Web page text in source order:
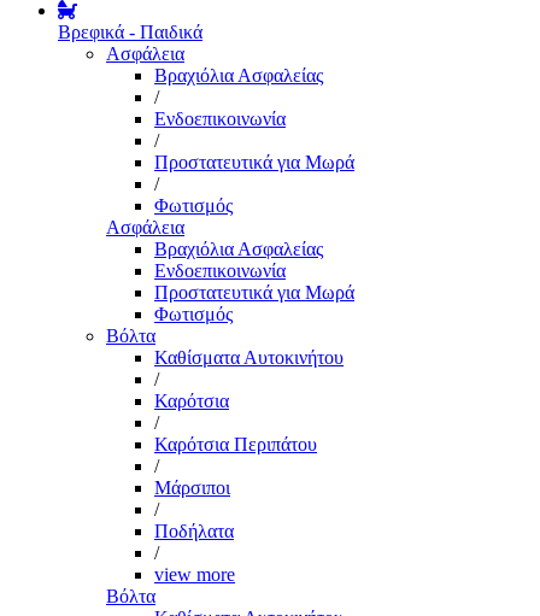
Βρεφικά - Παιδικά
Ασφάλεια
Βραχιόλια Ασφαλείας
/
Ενδοεπικοινωνία
/
Προστατευτικά για Μωρά
/
Φωτισμός
Ασφάλεια
Βραχιόλια Ασφαλείας
Ενδοεπικοινωνία
Προστατευτικά για Μωρά
Φωτισμός
Βόλτα
Καθίσματα Αυτοκινήτου
/
Καρότσια
/
Καρότσια Περιπάτου
/
Μάρσιποι
/
Ποδήλατα
/
view more
Βόλτα